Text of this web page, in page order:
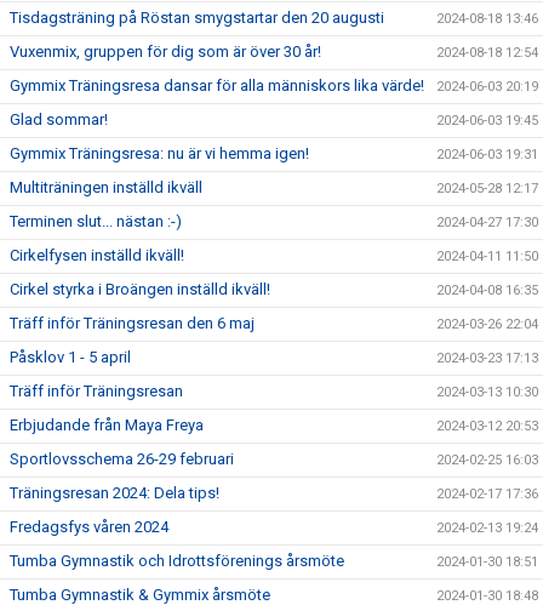
Tisdagsträning på Röstan smygstartar den 20 augusti 2024-08-18 13:46
Vuxenmix, gruppen för dig som är över 30 år! 2024-08-18 12:54
Gymmix Träningsresa dansar för alla människors lika värde! 2024-06-03 20:19
Glad sommar! 2024-06-03 19:45
Gymmix Träningsresa: nu är vi hemma igen! 2024-06-03 19:31
Multiträningen inställd ikväll 2024-05-28 12:17
Terminen slut... nästan :-) 2024-04-27 17:30
Cirkelfysen inställd ikväll! 2024-04-11 11:50
Cirkel styrka i Broängen inställd ikväll! 2024-04-08 16:35
Träff inför Träningsresan den 6 maj 2024-03-26 22:04
Påsklov 1 - 5 april 2024-03-23 17:13
Träff inför Träningsresan 2024-03-13 10:30
Erbjudande från Maya Freya 2024-03-12 20:53
Sportlovsschema 26-29 februari 2024-02-25 16:03
Träningsresan 2024: Dela tips! 2024-02-17 17:36
Fredagsfys våren 2024 2024-02-13 19:24
Tumba Gymnastik och Idrottsförenings årsmöte 2024-01-30 18:51
Tumba Gymnastik & Gymmix årsmöte 2024-01-30 18:48